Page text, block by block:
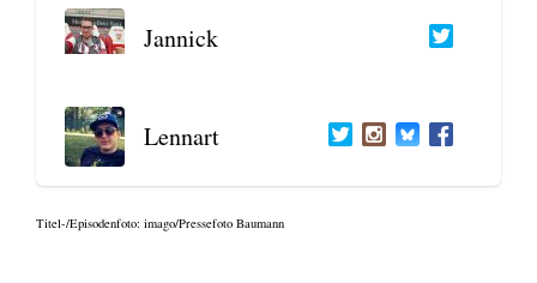
Jan­nick
Lenn­art
Titel-/Epi­so­den­fo­to: imago/Pressefoto Bau­mann